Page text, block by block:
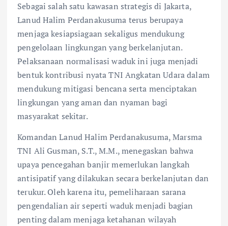
Sebagai salah satu kawasan strategis di Jakarta,
Lanud Halim Perdanakusuma terus berupaya
menjaga kesiapsiagaan sekaligus mendukung
pengelolaan lingkungan yang berkelanjutan.
Pelaksanaan normalisasi waduk ini juga menjadi
bentuk kontribusi nyata TNI Angkatan Udara dalam
mendukung mitigasi bencana serta menciptakan
lingkungan yang aman dan nyaman bagi
masyarakat sekitar.
Komandan Lanud Halim Perdanakusuma, Marsma
TNI Ali Gusman, S.T., M.M., menegaskan bahwa
upaya pencegahan banjir memerlukan langkah
antisipatif yang dilakukan secara berkelanjutan dan
terukur. Oleh karena itu, pemeliharaan sarana
pengendalian air seperti waduk menjadi bagian
penting dalam menjaga ketahanan wilayah